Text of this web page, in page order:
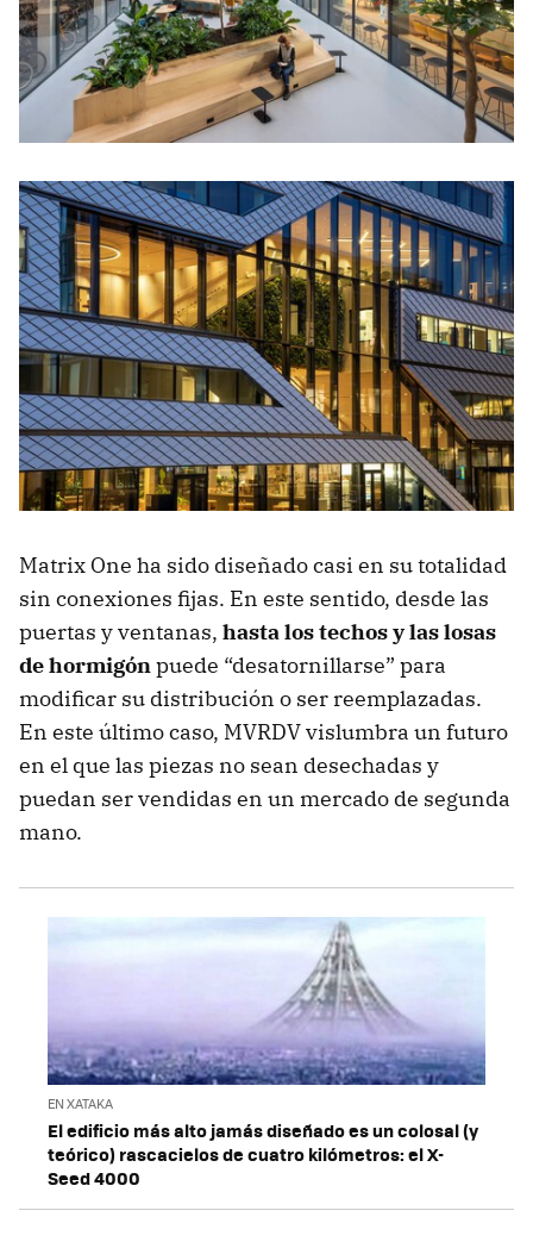
Matrix One ha sido diseñado casi en su totalidad
sin conexiones fijas. En este sentido, desde las
puertas y ventanas, hasta los techos y las losas
de hormigónpuede “desatornillarse” para
modificar su distribución o ser reemplazadas.
En este último caso, MVRDV vislumbra un futuro
en el que las piezas no sean desechadas y
puedan ser vendidas en un mercado de segunda
mano.
EN XATAKA
El edificio más alto jamás diseñado es un colosal (y
teórico) rascacielos de cuatro kilómetros: el X-
Seed 4000